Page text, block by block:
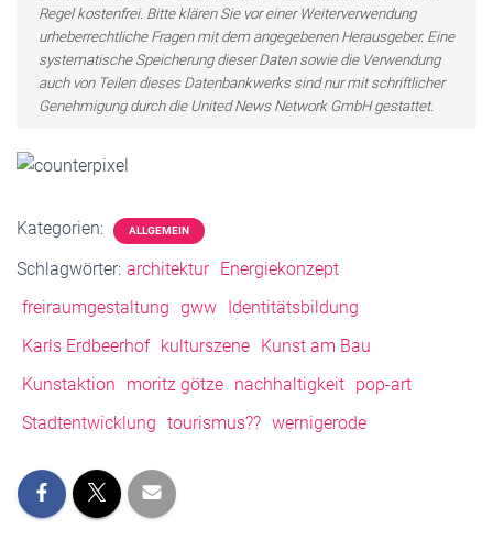
Regel kostenfrei. Bitte klären Sie vor einer Weiterverwendung
urheberrechtliche Fragen mit dem angegebenen Herausgeber. Eine
systematische Speicherung dieser Daten sowie die Verwendung
auch von Teilen dieses Datenbankwerks sind nur mit schriftlicher
Genehmigung durch die United News Network GmbH gestattet.
Kategorien: ALLGEMEIN
Schlagwörter: architektur
Energiekonzept
freiraumgestaltung gww
Identitätsbildung
Karls Erdbeerhof
kulturszene
Kunst am Bau
Kunstaktion
moritz götze nachhaltigkeit pop-art
Stadtentwicklung tourismus?? wernigerode